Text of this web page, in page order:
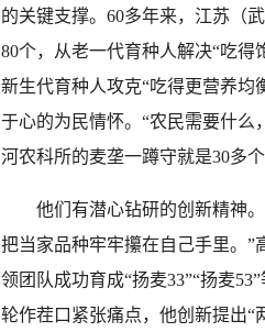
的关键支撑。60多年来，江苏（
80个，从老一代育种人解决“吃得
新生代育种人攻克“吃得更营养均
于心的为民情怀。“农民需要什么
河农科所的麦垄一蹲守就是30多个
他们有潜心钻研的创新精神
把当家品种牢牢攥在自己手里。”
领团队成功育成“扬麦33”“扬麦
轮作茬口紧张痛点，他创新提出“